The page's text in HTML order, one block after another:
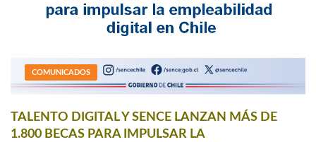
COMUNICADOS
TALENTO DIGITAL Y SENCE LANZAN MÁS DE
1.800 BECAS PARA IMPULSAR LA